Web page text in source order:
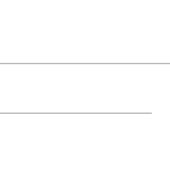
皮フ科医へ相談